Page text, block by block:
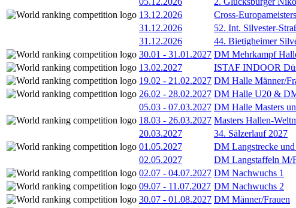
13.12.2026
Cross-
31.12.2026
52. Int. Silvester-
31.12.2026
44. Bietigheimer
30.01 - 31.01.2027 DM Mehrkampf
13.02.2027
ISTAF INDOOR
19.02 - 21.02.2027 DM Halle Männer/
26.02 - 28.02.2027 DM Halle U20 &
05.03 - 07.03.2027 DM Halle Masters
18.03 - 26.03.2027 Masters Hallen-
20.03.2027
34. Sälzerlauf 2027
01.05.2027
DM Langstrecke
02.05.2027
DM Langstaffeln M/
02.07 - 04.07.2027 DM Nachwuchs 1
09.07 - 11.07.2027 DM Nachwuchs 2
30.07 - 01.08.2027 DM Männer/Frauen